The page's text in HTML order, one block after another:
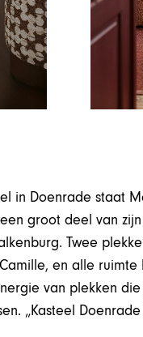
in Doenrade staat
groot deel van
Twee
en alle
van plekken
„Kasteel